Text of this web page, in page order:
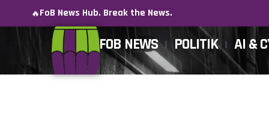
🔥FoB News Hub. Break the News.
FOB NEWS POLITIK AI &